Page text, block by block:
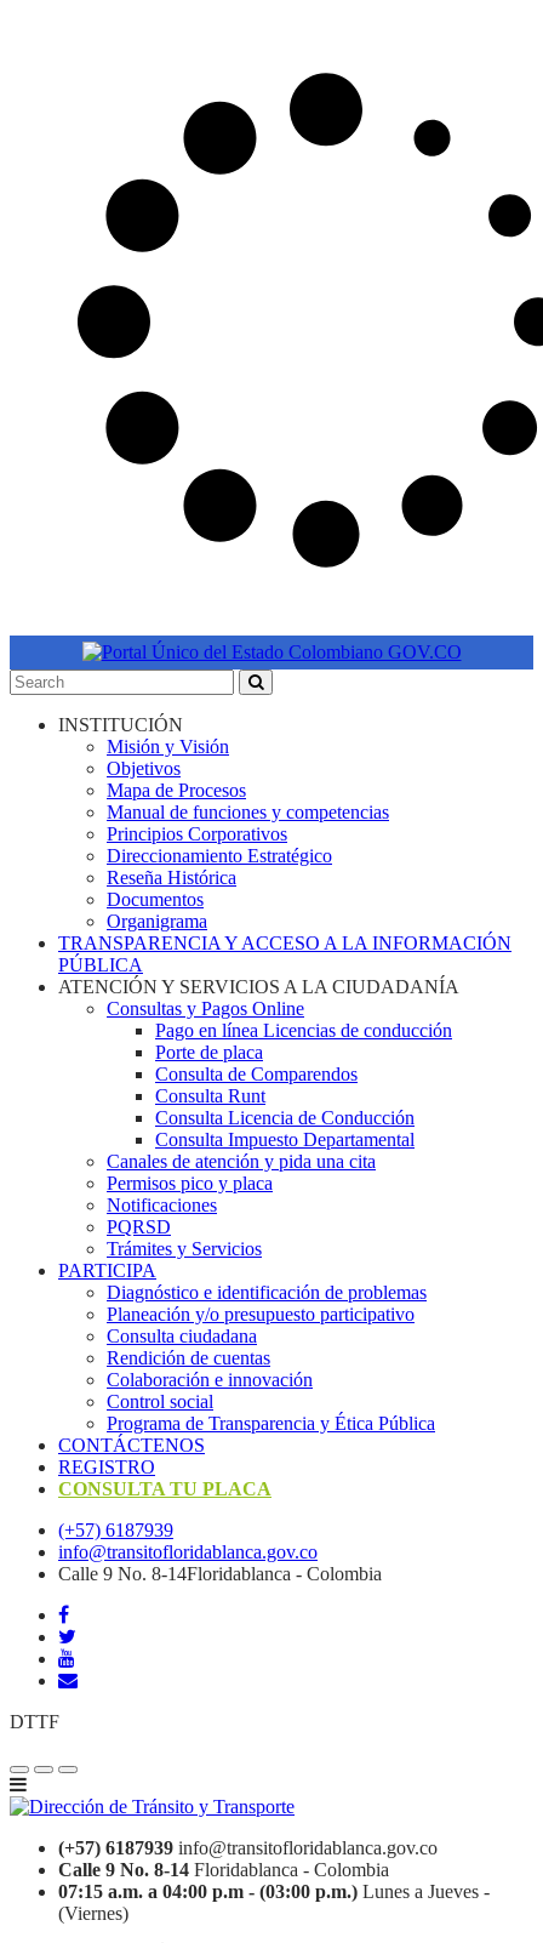
INSTITUCIÓN
Misión y Visión
Objetivos
Mapa de Procesos
Manual de funciones y competencias
Principios Corporativos
Direccionamiento Estratégico
Reseña Histórica
Documentos
Organigrama
TRANSPARENCIA Y ACCESO A LA INFORMACIÓN
PÚBLICA
ATENCIÓN Y SERVICIOS A LA CIUDADANÍA
Consultas y Pagos Online
Pago en línea Licencias de conducción
Porte de placa
Consulta de Comparendos
Consulta Runt
Consulta Licencia de Conducción
Consulta Impuesto Departamental
Canales de atención y pida una cita
Permisos pico y placa
Notificaciones
PQRSD
Trámites y Servicios
PARTICIPA
Diagnóstico e identificación de problemas
Planeación y/o presupuesto participativo​
Consulta ciudadana
Rendición de cuentas
Colaboración e innovación
Control social
Programa de Transparencia y Ética Pública
CONTÁCTENOS
REGISTRO
CONSULTA TU PLACA
(+57) 6187939
info@transitofloridablanca.gov.co
Calle 9 No. 8-14Floridablanca - Colombia
DTTF
(+57) 6187939 info@transitofloridablanca.gov.co
Calle 9 No. 8-14 Floridablanca - Colombia
07:15 a.m. a 04:00 p.m - (03:00 p.m.) Lunes a Jueves -
(Viernes)